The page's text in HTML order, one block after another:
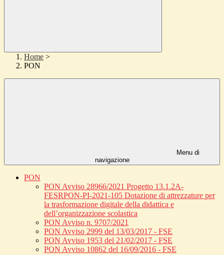
Home >
PON
Menu di
navigazione
PON
PON Avviso 28966/2021 Progetto 13.1.2A-
FESRPON-PI-2021-105 Dotazione di attrezzature per
la trasformazione digitale della didattica e
dell’organizzazione scolastica
PON Avviso n. 9707/2021
PON Avviso 2999 del 13/03/2017 - FSE
PON Avviso 1953 del 21/02/2017 - FSE
PON Avviso 10862 del 16/09/2016 - FSE